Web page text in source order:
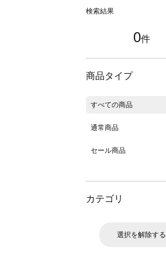
検索結果
0件
商品タイプ
すべての商品
通常商品
セール商品
カテゴリ
選択を解除する